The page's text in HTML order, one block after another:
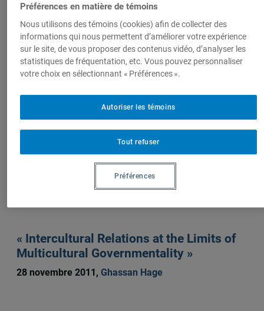
recherche en
immigration,
ethnicité et
citoyenneté
(CRIEC)
Sur le même sujet
«On Narcissistic Victimhood »
« Intercultural Relations at the Limits of
Multicultural Governmentality »
28 novembre 2011, Ghassan Hage
Préférences en matière de témoins
Nous utilisons des témoins (cookies) afin de collecter des
informations qui nous permettent d’améliorer votre expérience
sur le site, de vous proposer des contenus vidéo, d’analyser les
statistiques de fréquentation, etc. Vous pouvez personnaliser
votre choix en sélectionnant « Préférences ».
Tout refuser
Autoriser les témoins
Préférences